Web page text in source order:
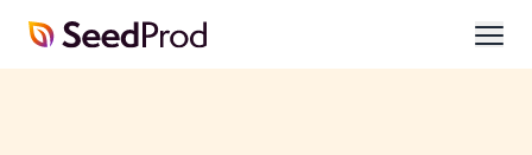
SeedProd